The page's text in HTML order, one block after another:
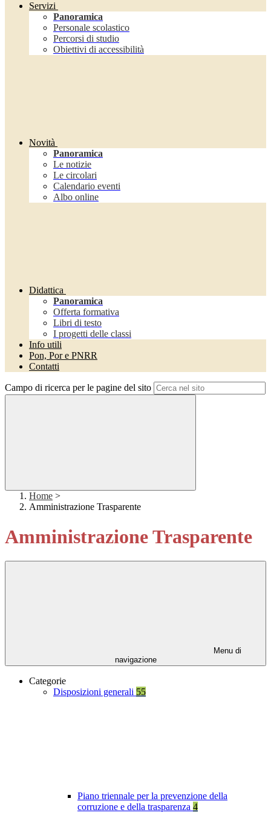
Servizi
Panoramica
Personale scolastico
Percorsi di studio
Obiettivi di accessibilità
Novità
Panoramica
Le notizie
Le circolari
Calendario eventi
Albo online
Didattica
Panoramica
Offerta formativa
Libri di testo
I progetti delle classi
Info utili
Pon, Por e PNRR
Contatti
Campo di ricerca per le pagine del sito
Home >
Amministrazione Trasparente
Amministrazione Trasparente
Menu di
navigazione
Categorie
Disposizioni generali 55
Piano triennale per la prevenzione della
corruzione e della trasparenza 4